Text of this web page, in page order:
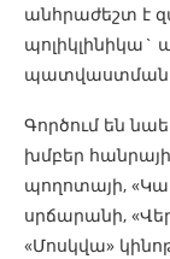
անհրաժեշտ է
պոլիկլինիկա`
պատվաստման
Գործում են
խմբեր
պողոտայի,
սրճարանի,
«Մոսկվա»